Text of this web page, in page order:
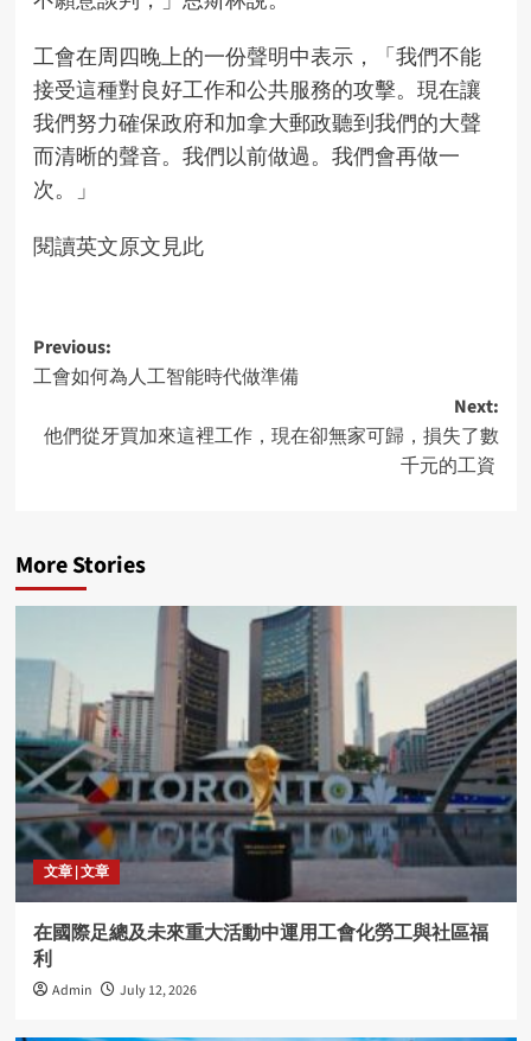
工會在周四晚上的一份聲明中表示，「我們不能
接受這種對良好工作和公共服務的攻擊。現在讓
我們努力確保政府和加拿大郵政聽到我們的大聲
而清晰的聲音。我們以前做過。我們會再做一
次。」
閱讀英文原文見此
Post
navigation
Previous:
工會如何為人工智能時代做準備
Next:
他們從牙買加來這裡工作，現在卻無家可歸，損失了數
千元的工資
More Stories
文章 | 文章
在國際足總及未來重大活動中運用工會化勞工與社區福
利
Admin July 12, 2026